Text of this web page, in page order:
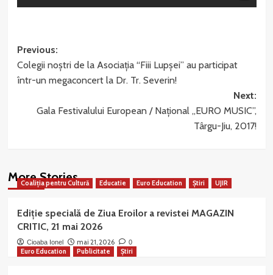
Post
navigation
Previous:
Colegii noștri de la Asociația “Fiii Lupșei” au participat
într-un megaconcert la Dr. Tr. Severin!
Next:
Gala Festivalului European / Național „EURO MUSIC”,
Târgu-Jiu, 2017!
More Stories
Coaliția pentru Cultură Educatie Euro Education Știri UJIR
Ediție specială de Ziua Eroilor a revistei MAGAZIN
CRITIC, 21 mai 2026
Cioaba Ionel mai 21, 2026 0
Euro Education Publicitate Știri